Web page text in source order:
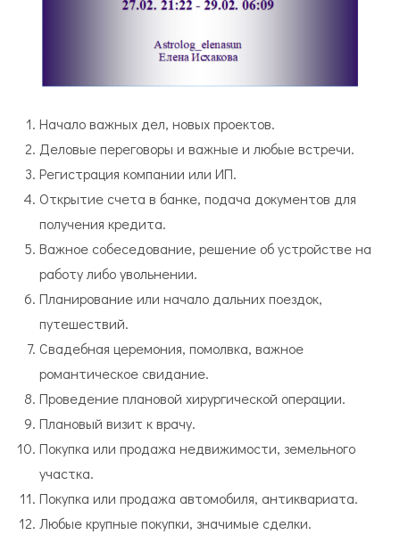
Начало важных дел, новых проектов.
Деловые переговоры и важные и любые встречи.
Регистрация компании или ИП.
Открытие счета в банке, подача документов для
получения кредита.
Важное собеседование, решение об устройстве на
работу либо увольнении.
Планирование или начало дальних поездок,
путешествий.
Свадебная церемония, помолвка, важное
романтическое свидание.
Проведение плановой хирургической операции.
Плановый визит к врачу.
Покупка или продажа недвижимости, земельного
участка.
Покупка или продажа автомобиля, антиквариата.
Любые крупные покупки, значимые сделки.